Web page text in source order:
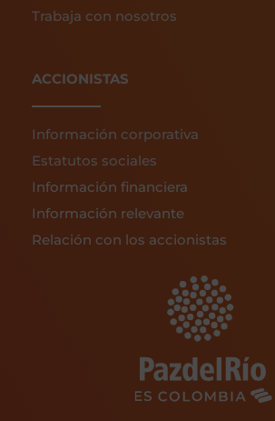
Trabaja con nosotros
ACCIONISTAS
Información corporativa
Estatutos sociales
Información financiera
Información relevante
Relación con los accionistas